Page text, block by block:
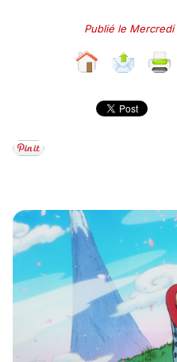
Publié le Mercredi